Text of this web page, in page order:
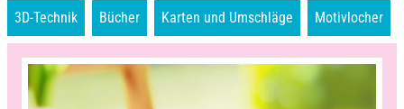
3D-Technik Bücher Karten und Umschläge Motivlocher